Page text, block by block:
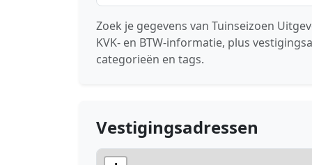
Zoek je gegevens van Tuinseizoen
KVK- en BTW-informatie, plus
categorieën en tags.
Vestigingsadressen